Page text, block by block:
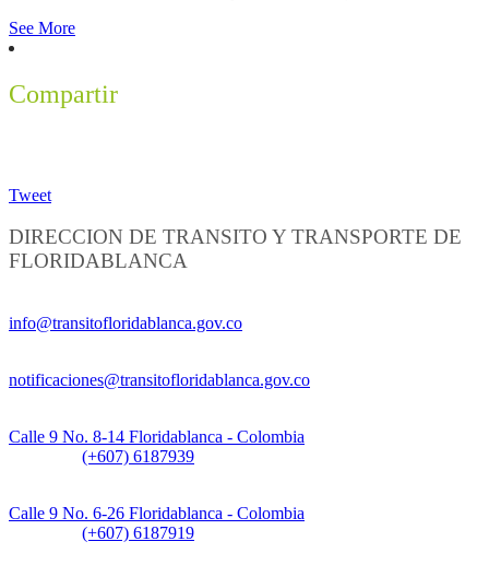
See More
Compartir
Tweet
DIRECCION DE TRANSITO Y TRANSPORTE DE
FLORIDABLANCA
info@transitofloridablanca.gov.co
notificaciones@transitofloridablanca.gov.co
Calle 9 No. 8-14 Floridablanca - Colombia
(+607) 6187939
Calle 9 No. 6-26 Floridablanca - Colombia
(+607) 6187919